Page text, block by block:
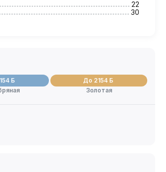
22
30
Б
До 2154 Б
Золотая